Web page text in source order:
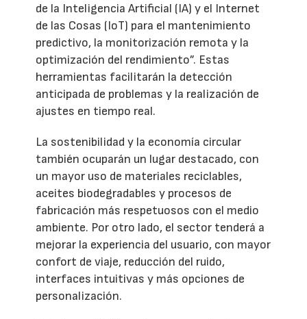
de la Inteligencia Artificial (IA) y el Internet
de las Cosas (IoT) para el mantenimiento
predictivo, la monitorización remota y la
optimización del rendimiento”. Estas
herramientas facilitarán la detección
anticipada de problemas y la realización de
ajustes en tiempo real.
La sostenibilidad y la economía circular
también ocuparán un lugar destacado, con
un mayor uso de materiales reciclables,
aceites biodegradables y procesos de
fabricación más respetuosos con el medio
ambiente. Por otro lado, el sector tenderá a
mejorar la experiencia del usuario, con mayor
confort de viaje, reducción del ruido,
interfaces intuitivas y más opciones de
personalización.